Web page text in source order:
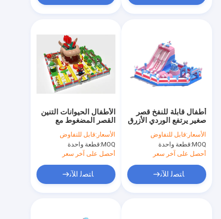
الأطفال الحيوانات التنين
القصر المضغوط مع
العقبات
الأسعار:قابل للتفاوض
MOQ: قطعة واحدة
أحصل على آخر سعر
ﺎﺘﺼﻟ ﺍﻶﻧ
أطفال قابلة للنفخ قصر
صغير يرتفع الوردي الأزرق
مع الشرائح
الأسعار:قابل للتفاوض
MOQ: قطعة واحدة
أحصل على آخر سعر
ﺎﺘﺼﻟ ﺍﻶﻧ